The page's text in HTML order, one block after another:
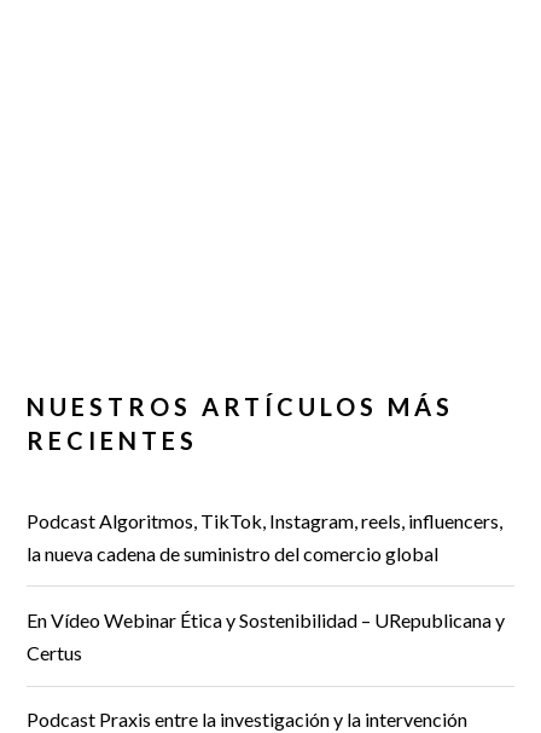
NUESTROS ARTÍCULOS MÁS
RECIENTES
Podcast Algoritmos, TikTok, Instagram, reels, influencers,
la nueva cadena de suministro del comercio global
En Vídeo Webinar Ética y Sostenibilidad – URepublicana y
Certus
Podcast Praxis entre la investigación y la intervención